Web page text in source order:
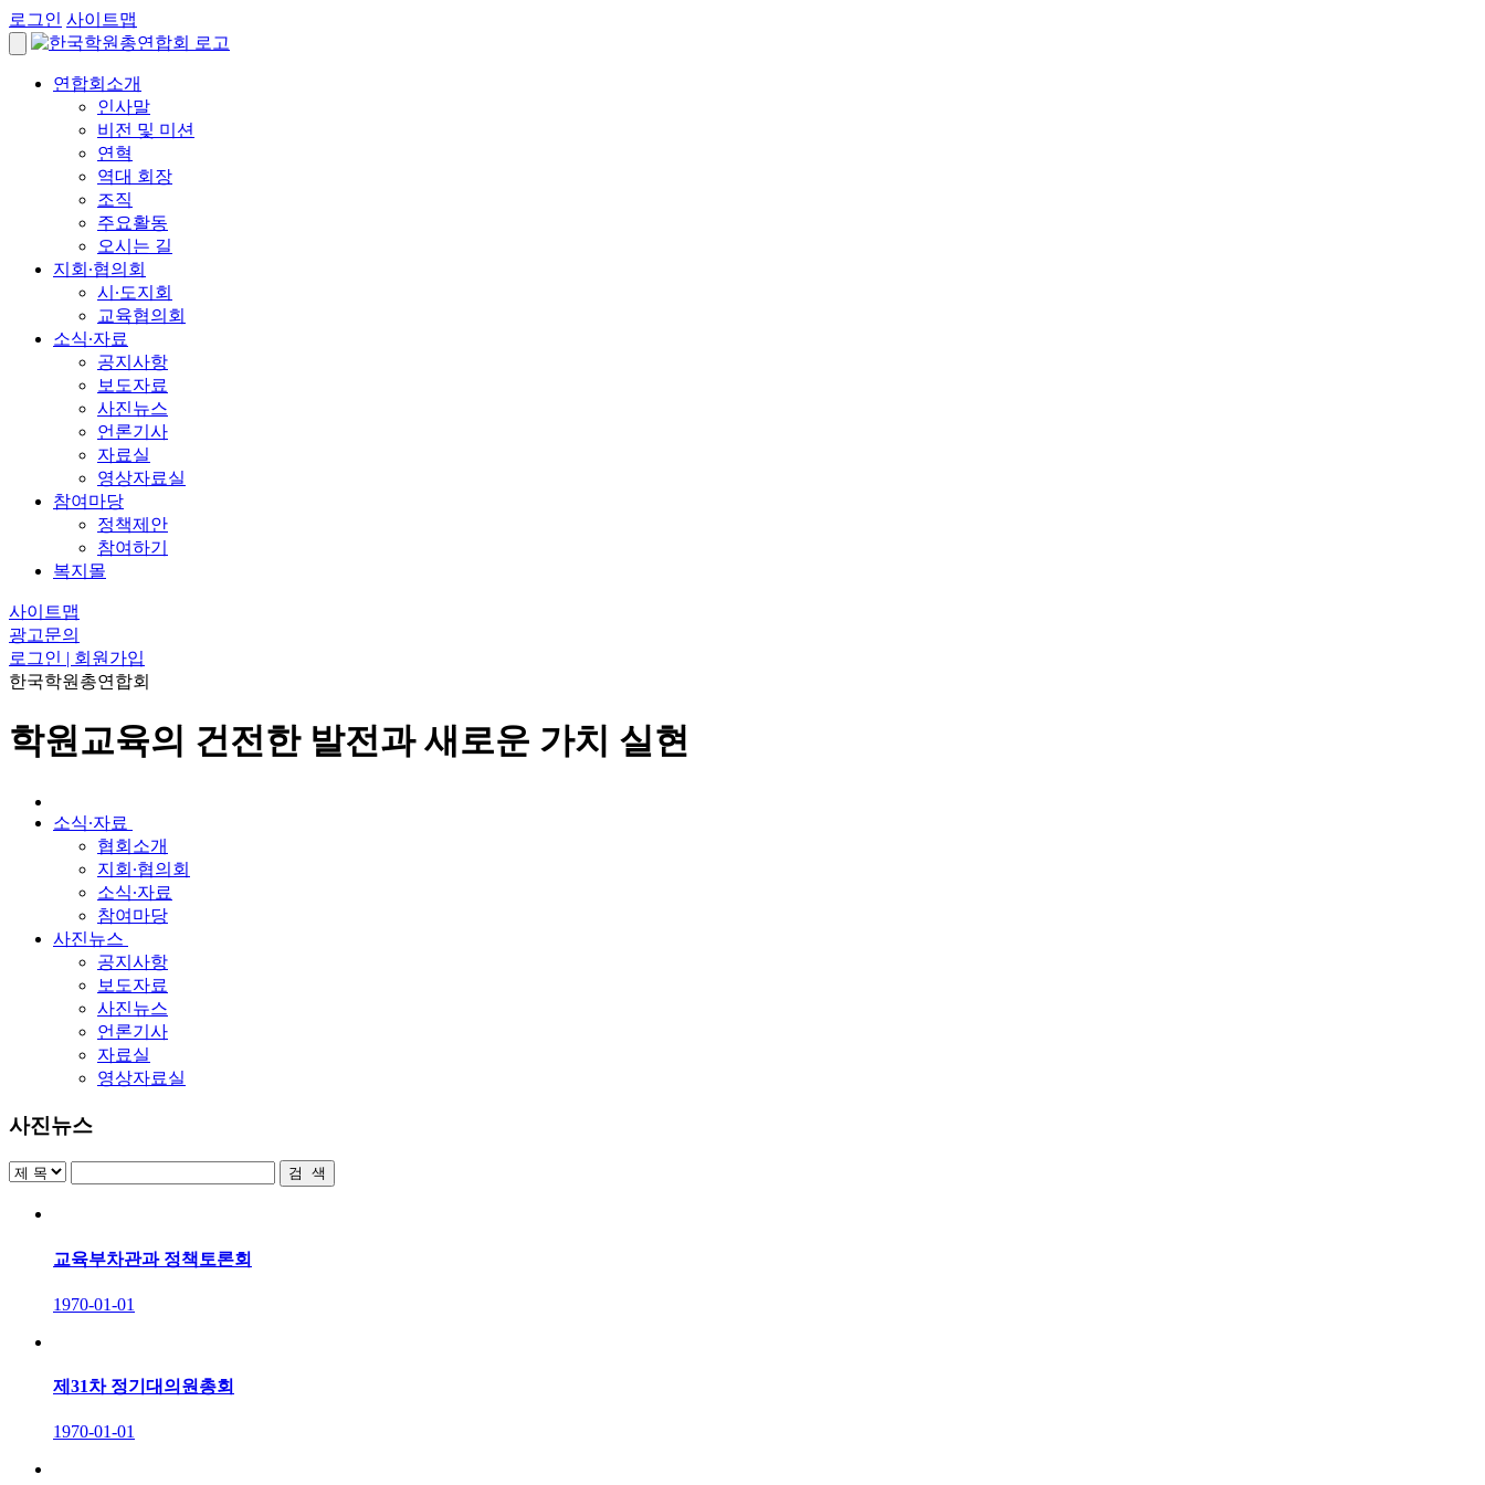
로그인 사이트맵
연합회소개
인사말
비전 및 미션
연혁
역대 회장
조직
주요활동
오시는 길
지회∙협의회
시∙도지회
교육협의회
소식∙자료
공지사항
보도자료
사진뉴스
언론기사
자료실
영상자료실
참여마당
정책제안
참여하기
복지몰
사이트맵
광고문의
로그인 | 회원가입
한국학원총연합회
학원교육의 건전한 발전과 새로운 가치 실현
소식∙자료
협회소개
지회∙협의회
소식∙자료
참여마당
사진뉴스
공지사항
보도자료
사진뉴스
언론기사
자료실
영상자료실
사진뉴스
교육부차관과 정책토론회
1970-01-01
제31차 정기대의원총회
1970-01-01